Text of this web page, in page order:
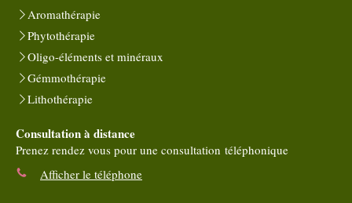
Aromathérapie
Phytothérapie
Oligo-éléments et minéraux
Gémmothérapie
Lithothérapie
Consultation à distance
Prenez rendez vous pour une consultation téléphonique
Afficher le téléphone